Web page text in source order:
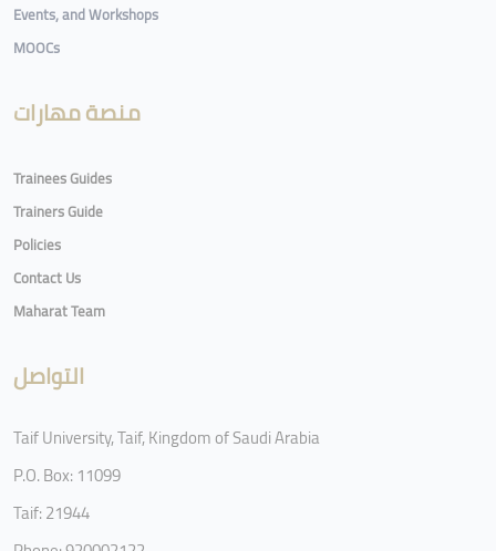
Events, and Workshops
MOOCs
منصة مهارات
Trainees Guides
Trainers Guide
Policies
Contact Us
Maharat Team
التواصل
Taif University, Taif, Kingdom of Saudi Arabia
P.O. Box: 11099
Taif: 21944